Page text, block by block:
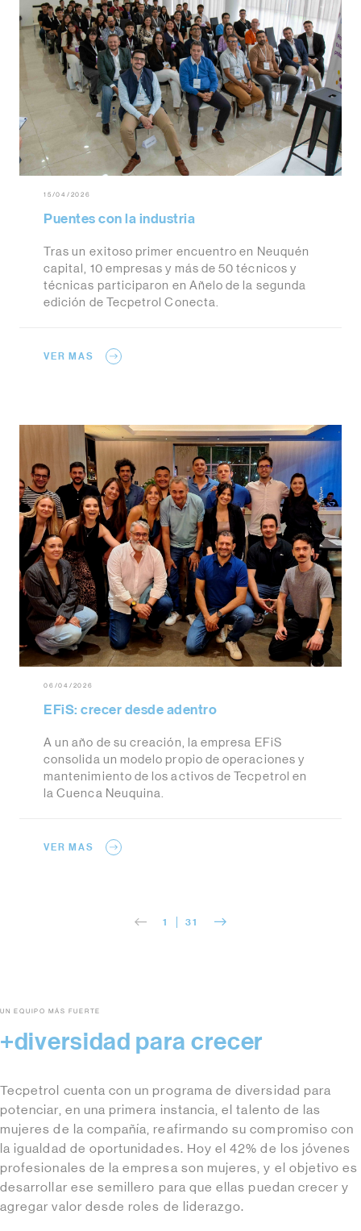
15/04/2026
Puentes con la industria
Tras un exitoso primer encuentro en Neuquén
capital, 10 empresas y más de 50 técnicos y
técnicas participaron en Añelo de la segunda
edición de Tecpetrol Conecta.
VER MAS
06/04/2026
EFiS: crecer desde adentro
A un año de su creación, la empresa EFiS
consolida un modelo propio de operaciones y
mantenimiento de los activos de Tecpetrol en
la Cuenca Neuquina.
VER MAS
1 31
UN EQUIPO MÁS FUERTE
+diversidad para crecer
Tecpetrol cuenta con un programa de diversidad para
potenciar, en una primera instancia, el talento de las
mujeres de la compañía, reafirmando su compromiso con
la igualdad de oportunidades. Hoy el 42% de los jóvenes
profesionales de la empresa son mujeres, y el objetivo es
desarrollar ese semillero para que ellas puedan crecer y
agregar valor desde roles de liderazgo.